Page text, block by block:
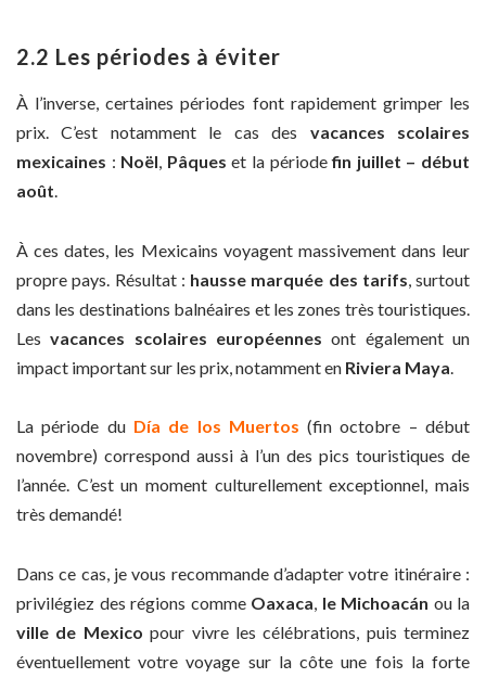
2.2 Les périodes à éviter
À l’inverse, certaines périodes font rapidement grimper les
prix. C’est notamment le cas des vacances scolaires
mexicaines : Noël, Pâques et la périodefin juillet – début
août.
À ces dates, les Mexicains voyagent massivement dans leur
propre pays. Résultat : hausse marquée des tarifs, surtout
dans les destinations balnéaires et les zones très touristiques.
Lesvacances scolaires européennes ont également un
impact important sur les prix, notamment en Riviera Maya.
La période du Día de los Muertos (fin octobre – début
novembre) correspond aussi à l’un des pics touristiques de
l’année. C’est un moment culturellement exceptionnel, mais
très demandé!
Dans ce cas, je vous recommande d’adapter votre itinéraire :
privilégiez des régions comme Oaxaca le Michoacán ou la
ville de Mexico pour vivre les célébrations, puis terminez
éventuellement votre voyage sur la côte une fois la forte